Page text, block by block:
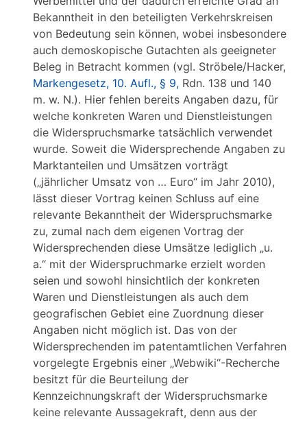
Bekanntheit in den beteiligten Verkehrskreisen
von Bedeutung sein können, wobei insbesondere
auch demoskopische Gutachten als geeigneter
Beleg in Betracht kommen (vgl. Ströbele/Hacker,
Markengesetz, 10. Aufl., § 9, Rdn. 138 und 140
m. w. N.). Hier fehlen bereits Angaben dazu, für
welche konkreten Waren und Dienstleistungen
die Widerspruchsmarke tatsächlich verwendet
wurde. Soweit die Widersprechende Angaben zu
Marktanteilen und Umsätzen vorträgt
(„jährlicher Umsatz von … Euro“ im Jahr 2010),
lässt dieser Vortrag keinen Schluss auf eine
relevante Bekanntheit der Widerspruchsmarke
zu, zumal nach dem eigenen Vortrag der
Widersprechenden diese Umsätze lediglich „u.
a.“ mit der Widerspruchmarke erzielt worden
seien und sowohl hinsichtlich der konkreten
Waren und Dienstleistungen als auch dem
geografischen Gebiet eine Zuordnung dieser
Angaben nicht möglich ist. Das von der
Widersprechenden im patentamtlichen Verfahren
vorgelegte Ergebnis einer „Webwiki“-Recherche
besitzt für die Beurteilung der
Kennzeichnungskraft der Widerspruchsmarke
keine relevante Aussagekraft, denn aus der